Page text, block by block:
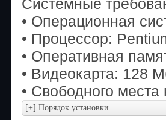
Системные
• Операционная
• Процессор:
• Оперативная
• Видеокарта: 128
• Свободного